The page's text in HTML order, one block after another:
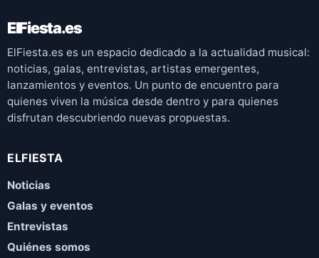
ElFiesta.es
ElFiesta.es es un espacio dedicado a la actualidad musical:
noticias, galas, entrevistas, artistas emergentes,
lanzamientos y eventos. Un punto de encuentro para
quienes viven la música desde dentro y para quienes
disfrutan descubriendo nuevas propuestas.
ELFIESTA
Noticias
Galas y eventos
Entrevistas
Quiénes somos